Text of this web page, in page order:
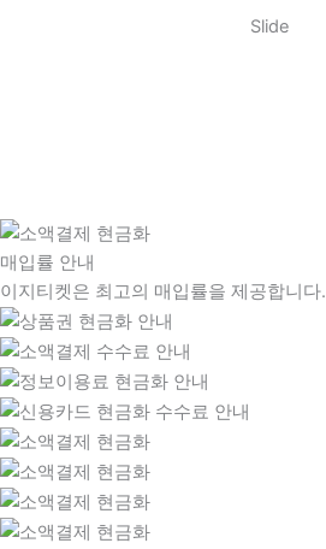
Slide
매입률 안내
이지티켓은 최고의 매입률을 제공합니다.